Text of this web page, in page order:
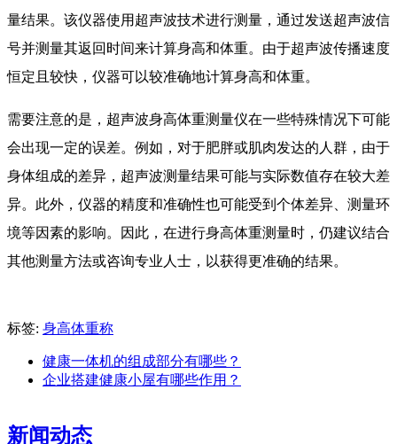
量结果。该仪器使用超声波技术进行测量，通过发送超声波信
号并测量其返回时间来计算身高和体重。由于超声波传播速度
恒定且较快，仪器可以较准确地计算身高和体重。
需要注意的是，超声波身高体重测量仪在一些特殊情况下可能
会出现一定的误差。例如，对于肥胖或肌肉发达的人群，由于
身体组成的差异，超声波测量结果可能与实际数值存在较大差
异。此外，仪器的精度和准确性也可能受到个体差异、测量环
境等因素的影响。因此，在进行身高体重测量时，仍建议结合
其他测量方法或咨询专业人士，以获得更准确的结果。
标签: 身高体重称
健康一体机的组成部分有哪些？
企业搭建健康小屋有哪些作用？
新闻动态